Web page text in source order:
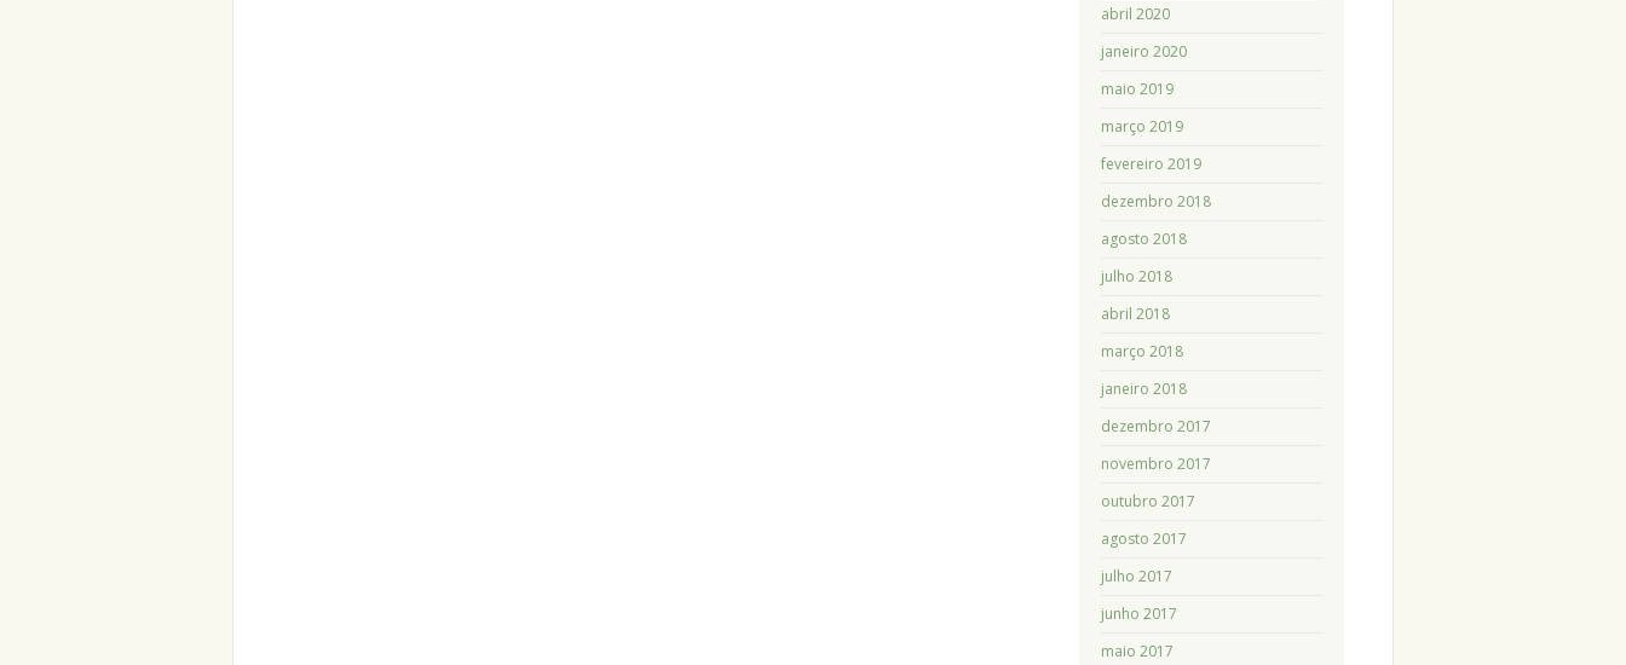
abril 2020
janeiro 2020
maio 2019
março 2019
fevereiro 2019
dezembro 2018
agosto 2018
julho 2018
abril 2018
março 2018
janeiro 2018
dezembro 2017
novembro 2017
outubro 2017
agosto 2017
julho 2017
junho 2017
maio 2017